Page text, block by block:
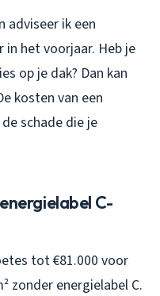
adviseer ik een
in het voorjaar. Heb je
op je dak? Dan kan
kosten van een
schade die je
C-
tot €81.000 voor
zonder energielabel C.